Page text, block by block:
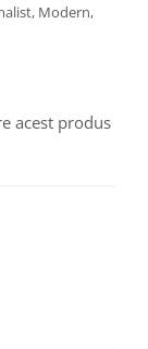
Modern,
acest produs